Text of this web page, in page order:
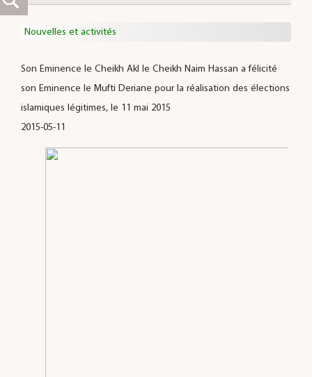
Nouvelles et activités
Son Eminence le Cheikh Akl le Cheikh Naim Hassan a félicité
son Eminence le Mufti Deriane pour la réalisation des élections
islamiques légitimes, le 11 mai 2015
2015-05-11